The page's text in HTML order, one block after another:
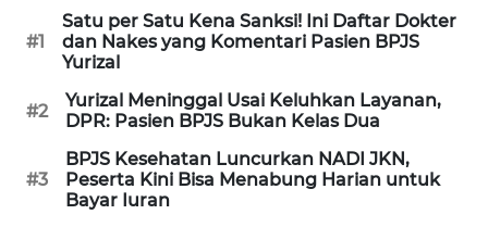
#1
Satu per Satu Kena Sanksi! Ini Daftar Dokter
dan Nakes yang Komentari Pasien BPJS
Yurizal
#2
Yurizal Meninggal Usai Keluhkan Layanan,
DPR: Pasien BPJS Bukan Kelas Dua
#3
BPJS Kesehatan Luncurkan NADI JKN,
Peserta Kini Bisa Menabung Harian untuk
Bayar Iuran
NEWS
SIDIKALANG
NEWS
SIBARAGAS
NEWS